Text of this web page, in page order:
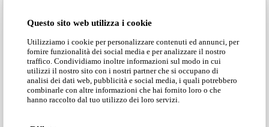
Questo sito web utilizza i cookie
Utilizziamo i cookie per personalizzare contenuti ed annunci, per
fornire funzionalità dei social media e per analizzare il nostro
traffico. Condividiamo inoltre informazioni sul modo in cui
utilizzi il nostro sito con i nostri partner che si occupano di
analisi dei dati web, pubblicità e social media, i quali potrebbero
combinarle con altre informazioni che hai fornito loro o che
hanno raccolto dal tuo utilizzo dei loro servizi.
Sweet dreams
Classico
Lab1
presso
CANVAS & CO via M. Camperio 4b
Milano
Zona 5 vie